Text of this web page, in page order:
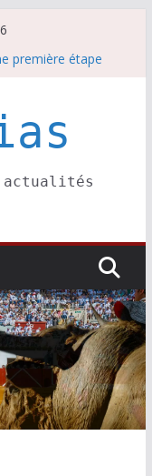
août